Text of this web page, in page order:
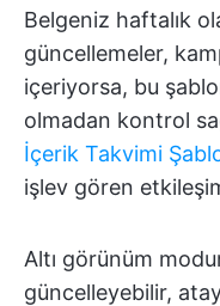
Belgeniz haftalık
güncellemeler,
içeriyorsa, bu
olmadan kontrol
İçerik Takvimi
işlev gören
Altı görünüm
güncelleyebilir,